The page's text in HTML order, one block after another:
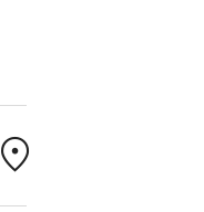
location_on